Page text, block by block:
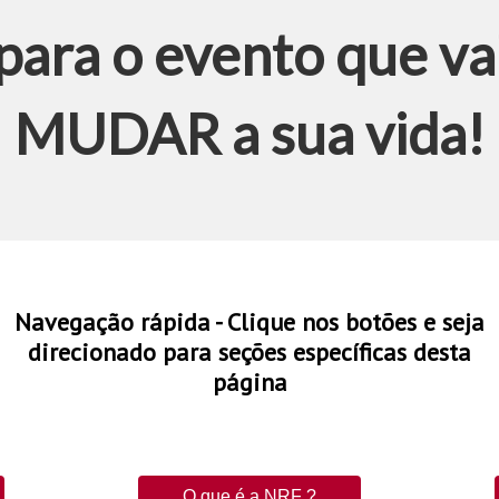
o evento que
MUDAR a sua vida!
Navegação rápida - Clique nos botões e seja
direcionado para seções específicas desta
página